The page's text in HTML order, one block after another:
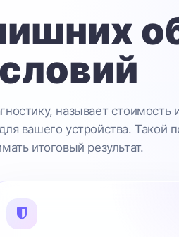
называет стоимость
вашего устройства. Такой
итоговый результат.